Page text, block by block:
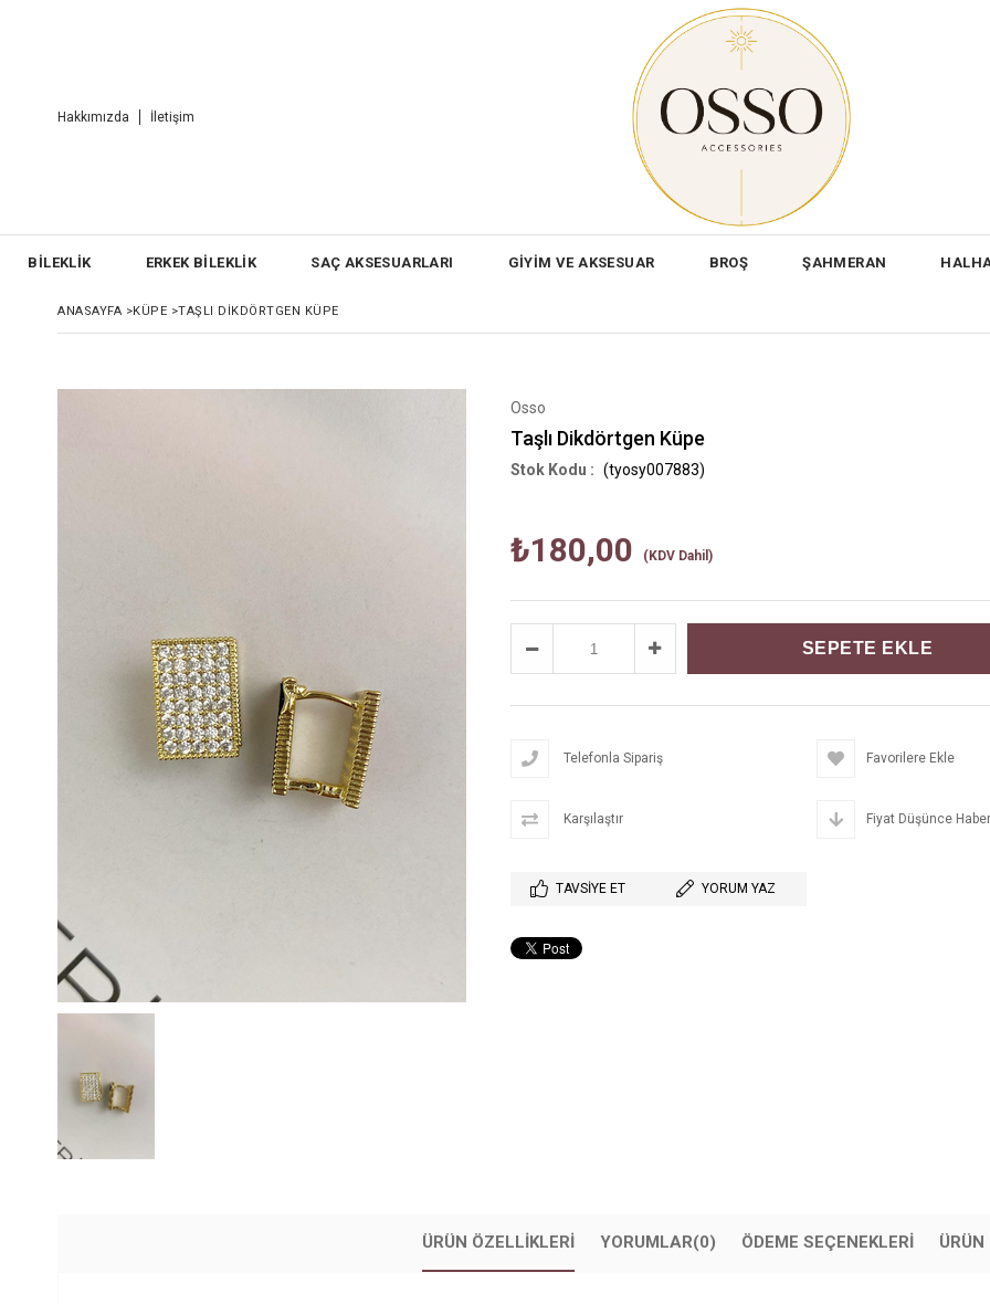
Hakkımızda İletişim
BİLEKLİK ERKEK BİLEKLİK SAÇ AKSESUARLARI GİYİM VE AKSESUAR BROŞ ŞAHMERAN
ANASAYFA >KÜPE >TAŞLI DIKDÖRTGEN KÜPE
Osso
Taşlı Dikdörtgen Küpe
(tyosy007883)
₺180,00 (KDV Dahil)
Telefonla Sipariş Favorilere Ekle
Karşılaştır Fiyat Düşünce
TAVSIYE ET YORUM YAZ
ÜRÜN ÖZELLIKLERI YORUMLAR(0) ÖDEME SEÇENEKLERI ÜRÜN